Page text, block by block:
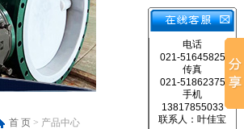
首 页 > 产品中心
电话
021-51645825
传真
021-51862375
手机
13817855033
联系人：叶佳宝